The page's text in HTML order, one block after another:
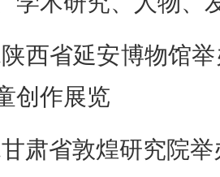
西省延安博物馆
创作展览
肃省敦煌研究院